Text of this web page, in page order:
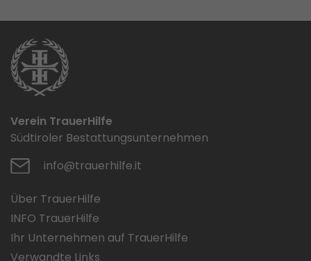
Verein TrauerHilfe
Südtiroler Bestattungsunternehmen
info@trauerhilfe.it
Über TrauerHilfe
INFO TrauerHilfe
Ihr Unternehmen auf TrauerHilfe
Verwandte Links